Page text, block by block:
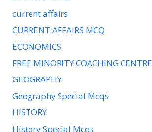
current affairs
CURRENT AFFAIRS MCQ
ECONOMICS
FREE MINORITY COACHING CENTRE
GEOGRAPHY
Geography Special Mcqs
HISTORY
History Special Mcqs